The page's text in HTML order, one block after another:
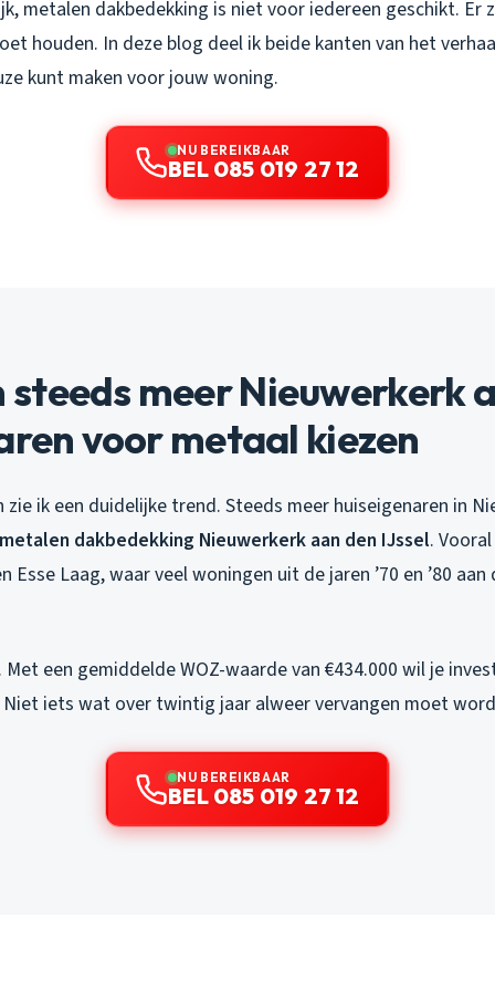
metalen dakbedekking is niet voor iedereen geschikt. Er
houden. In deze blog deel ik beide kanten van het
kunt maken voor jouw woning.
NU BEREIKBAAR
BEL 085 019 27 12
meer Nieuwerkerk
voor metaal kiezen
zie ik een duidelijke trend. Steeds meer huiseigenaren in
metalen dakbedekking Nieuwerkerk aan den IJssel.
Esse Laag, waar veel woningen uit de jaren ’70 en ’80
Met een gemiddelde WOZ-waarde van €434.000 wil je
iets wat over twintig jaar alweer vervangen moet
NU BEREIKBAAR
BEL 085 019 27 12